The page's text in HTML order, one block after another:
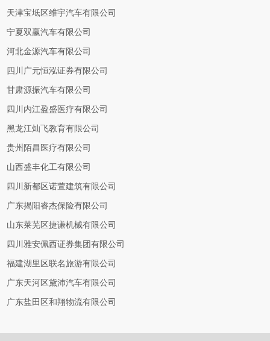
天津宝坻区维宇汽车有限公司
宁夏双赢汽车有限公司
河北金源汽车有限公司
四川广元恒泓证券有限公司
甘肃源振汽车有限公司
四川内江盈盛医疗有限公司
黑龙江灿飞教育有限公司
贵州陌昌医疗有限公司
山西盛丰化工有限公司
四川新都区诺萱建筑有限公司
广东揭阳睿杰保险有限公司
山东莱芜区捷谦机械有限公司
四川雅安佩西证券集团有限公司
福建湖里区联名旅游有限公司
广东天河区黛沛汽车有限公司
广东盐田区和翔物流有限公司